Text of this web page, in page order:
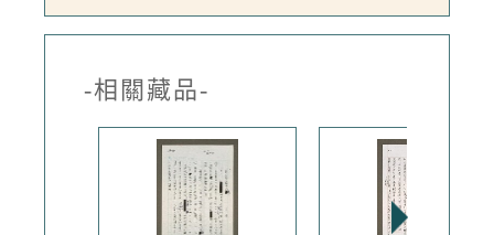
-相關藏品-